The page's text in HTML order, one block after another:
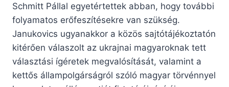
Schmitt Pállal egyetértettek abban, hogy további
folyamatos erőfeszítésekre van szükség.
Janukovics ugyanakkor a közös sajtótájékoztatón
kitérően válaszolt az ukrajnai magyaroknak tett
választási ígéretek megvalósítását, valamint a
kettős állampolgárságról szóló magyar törvénnyel